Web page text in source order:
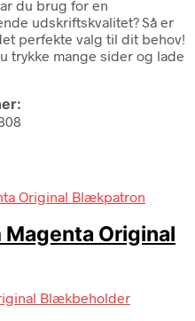
du brug for en
udskriftskvalitet? Så er
perfekte valg til dit behov!
trykke mange sider og lade
Original